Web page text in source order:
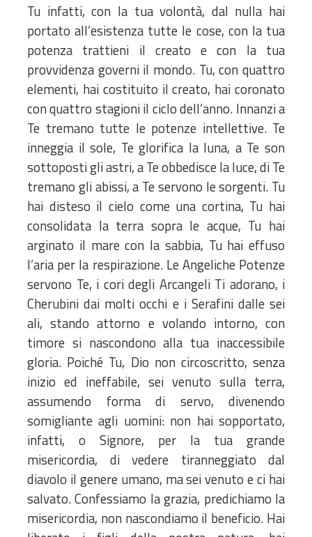
Tu infatti, con la tua volontà, dal nulla hai
portato all’esistenza tutte le cose, con la tua
potenza trattieni il creato e con la tua
provvidenza governi il mondo. Tu, con quattro
elementi, hai costituito il creato, hai coronato
con quattro stagioni il ciclo dell’anno. Innanzi a
Te tremano tutte le potenze intellettive. Te
inneggia il sole, Te glorifica la luna, a Te son
sottoposti gli astri, a Te obbedisce la luce, di Te
tremano gli abissi, a Te servono le sorgenti. Tu
hai disteso il cielo come una cortina, Tu hai
consolidata la terra sopra le acque, Tu hai
arginato il mare con la sabbia, Tu hai effuso
l’aria per la respirazione. Le Angeliche Potenze
servono Te, i cori degli Arcangeli Ti adorano, i
Cherubini dai molti occhi e i Serafini dalle sei
ali, stando attorno e volando intorno, con
timore si nascondono alla tua inaccessibile
gloria. Poiché Tu, Dio non circoscritto, senza
inizio ed ineffabile, sei venuto sulla terra,
assumendo forma di servo, divenendo
somigliante agli uomini: non hai sopportato,
infatti, o Signore, per la tua grande
misericordia, di vedere tiranneggiato dal
diavolo il genere umano, ma sei venuto e ci hai
salvato. Confessiamo la grazia, predichiamo la
misericordia, non nascondiamo il beneficio. Hai